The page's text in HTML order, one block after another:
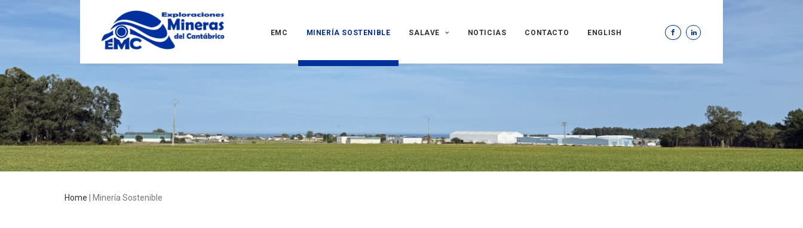
EMC MINERÍA SOSTENIBLE SALAVE NOTICIAS CONTACTO ENGLISH
Home Minería Sostenible